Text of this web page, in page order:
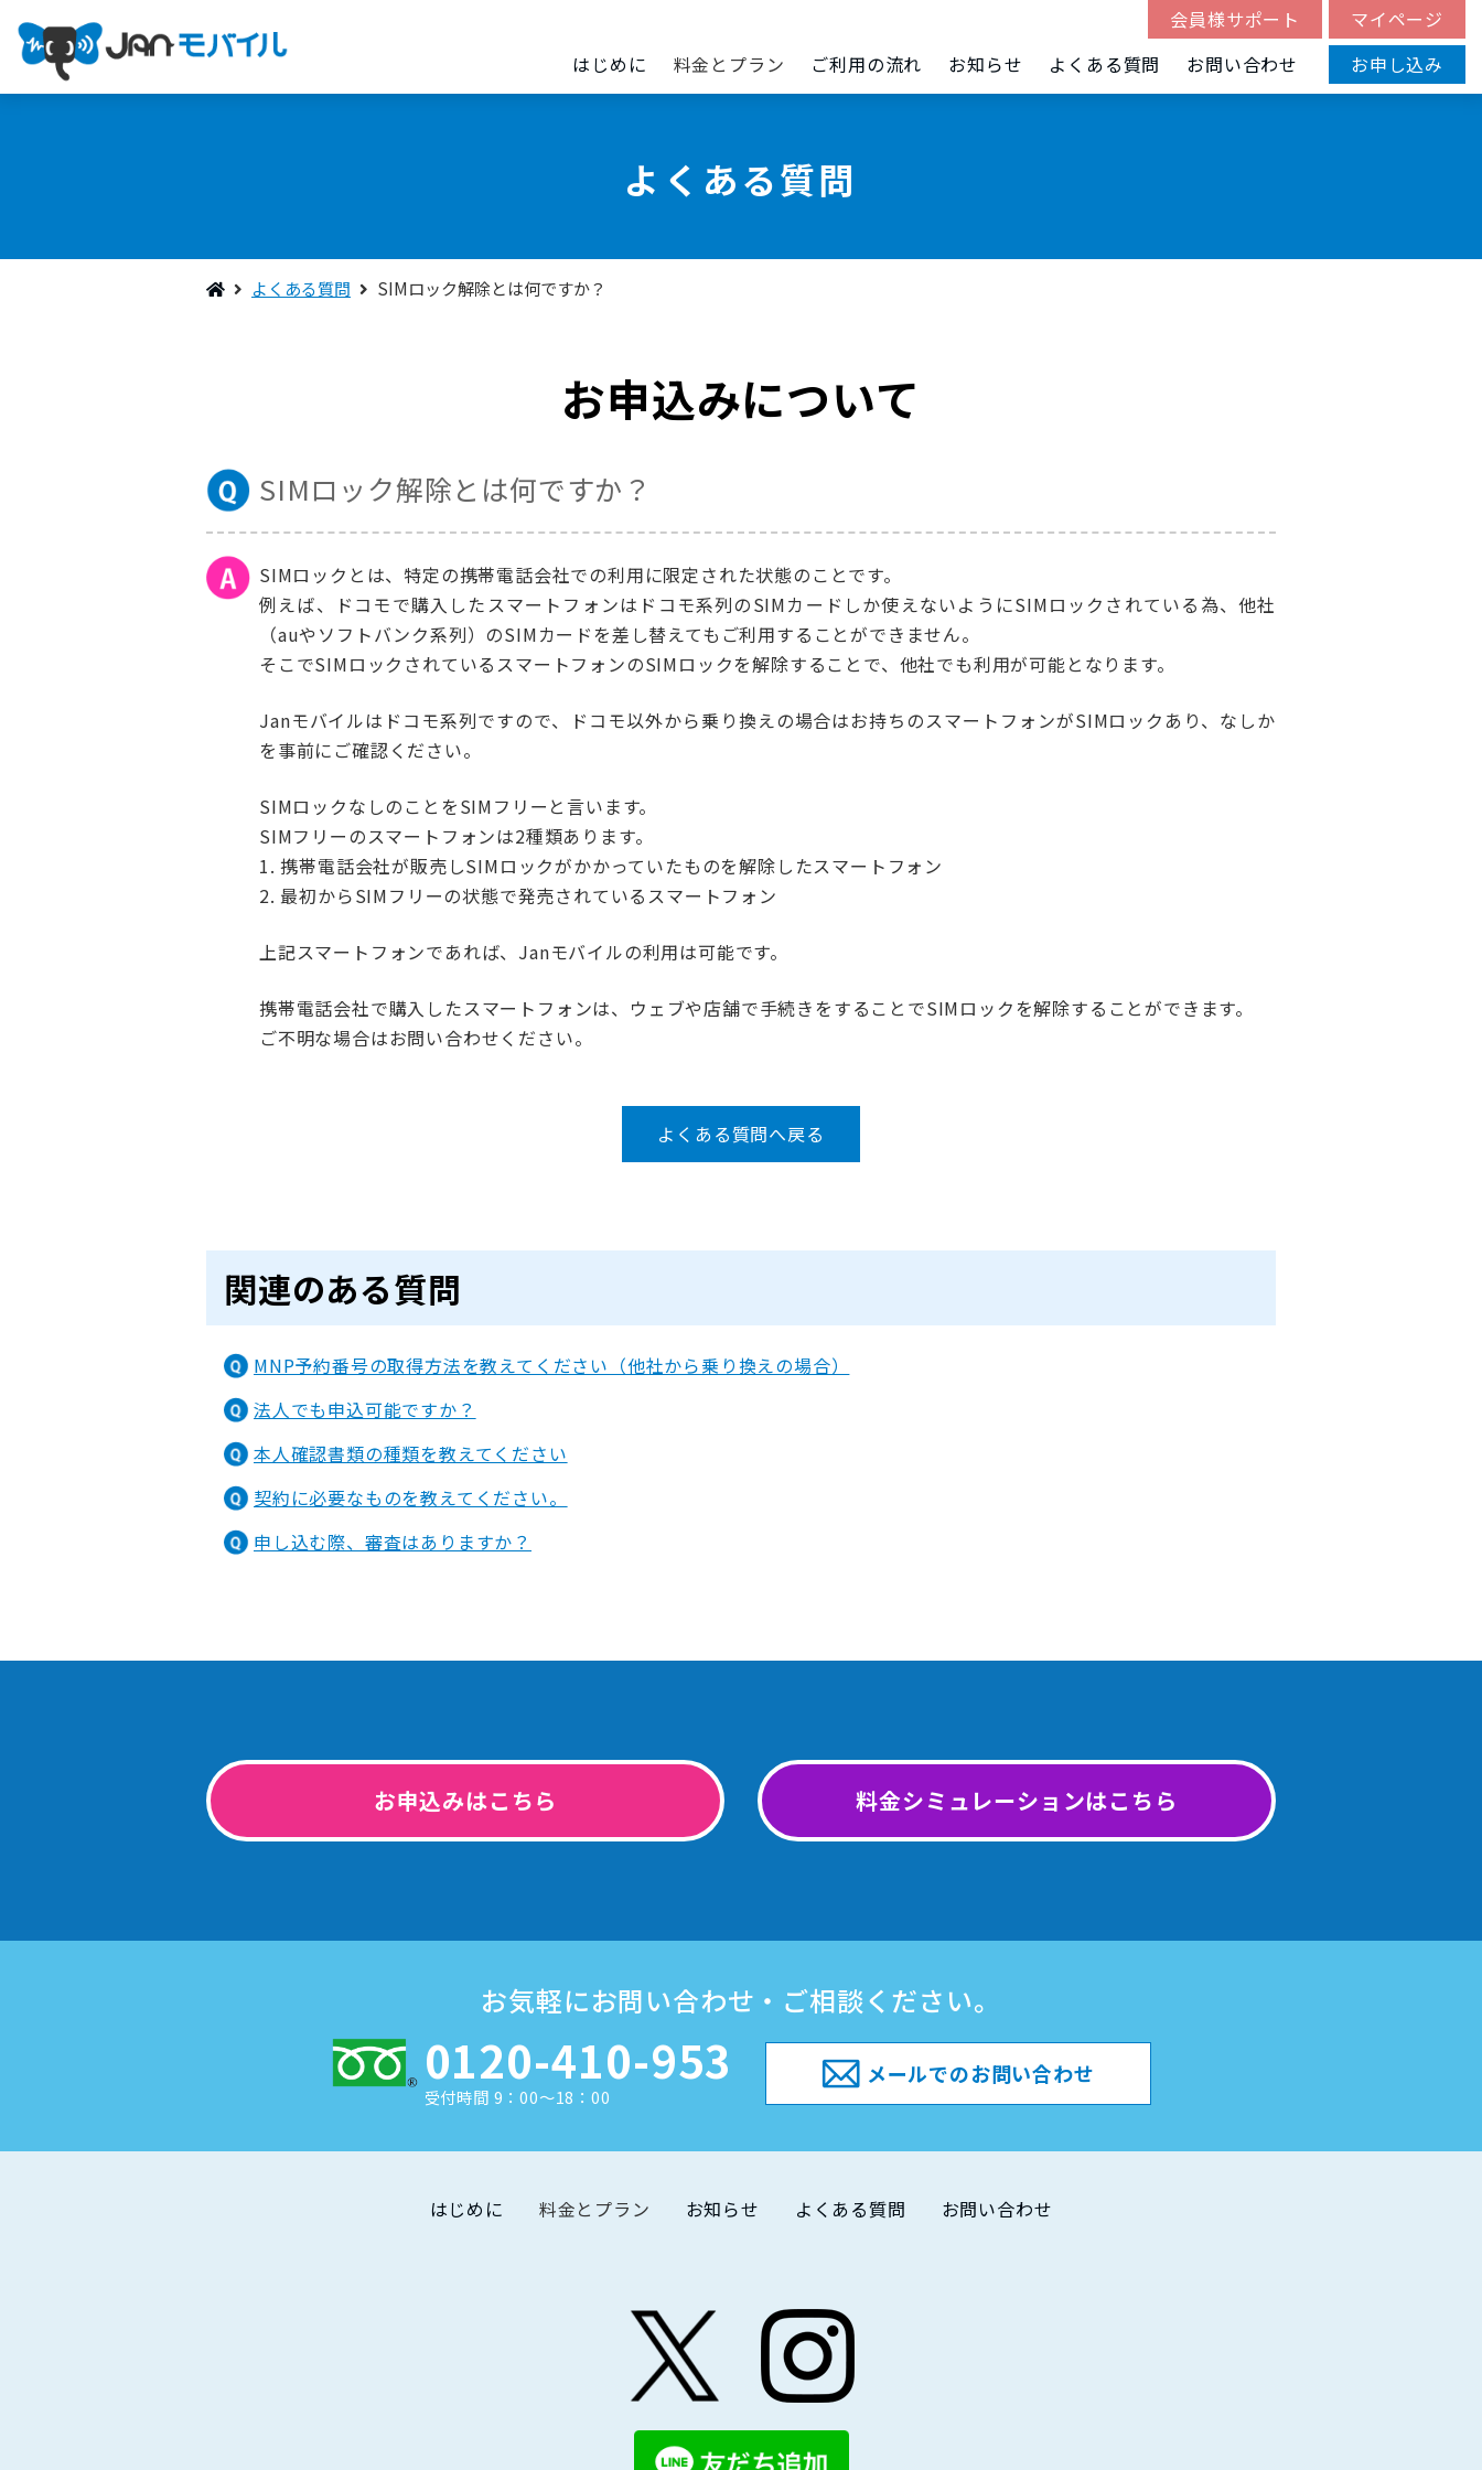
はじめに 料金とプラン ご利用の流れ お知らせ よくある質問 お問い合わせ お申し込み
会員様サポート マイページ
よくある質問
よくある質問 SIMロック解除とは何ですか？
お申込みについて
SIMロック解除とは何ですか？
SIMロックとは、特定の携帯電話会社での利用に限定された状態のことです。
例えば、ドコモで購入したスマートフォンはドコモ系列のSIMカードしか使えないようにSIMロックされている為、他社
（auやソフトバンク系列）のSIMカードを差し替えてもご利用することができません。
そこでSIMロックされているスマートフォンのSIMロックを解除することで、他社でも利用が可能となります。
Janモバイルはドコモ系列ですので、ドコモ以外から乗り換えの場合はお持ちのスマートフォンがSIMロックあり、なしか
を事前にご確認ください。
SIMロックなしのことをSIMフリーと言います。
SIMフリーのスマートフォンは2種類あります。
1. 携帯電話会社が販売しSIMロックがかかっていたものを解除したスマートフォン
2. 最初からSIMフリーの状態で発売されているスマートフォン
上記スマートフォンであれば、Janモバイルの利用は可能です。
携帯電話会社で購入したスマートフォンは、ウェブや店舗で手続きをすることでSIMロックを解除することができます。
ご不明な場合はお問い合わせください。
よくある質問へ戻る
関連のある質問
MNP予約番号の取得方法を教えてください（他社から乗り換えの場合）
法人でも申込可能ですか？
本人確認書類の種類を教えてください
契約に必要なものを教えてください。
申し込む際、審査はありますか？
お申込みはこちら 料金シミュレーションはこちら
お気軽にお問い合わせ・ご相談ください。
0120-410-953
受付時間 9：00～18：00
メールでのお問い合わせ
はじめに 料金とプラン お知らせ よくある質問 お問い合わせ